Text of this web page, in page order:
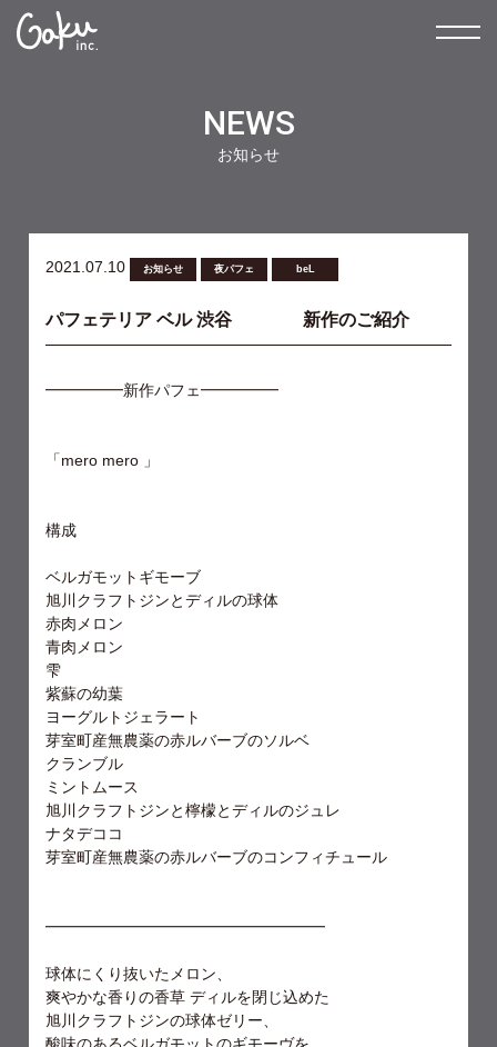
NEWS
お知らせ
2021.07.10 お知らせ 夜パフェ beL
パフェテリア ベル 渋谷 新作のご紹介
━━━━━新作パフェ━━━━━
「mero mero 」
構成
ベルガモットギモーブ
旭川クラフトジンとディルの球体
赤肉メロン
青肉メロン
雫
紫蘇の幼葉
ヨーグルトジェラート
芽室町産無農薬の赤ルバーブのソルベ
クランブル
ミントムース
旭川クラフトジンと檸檬とディルのジュレ
ナタデココ
芽室町産無農薬の赤ルバーブのコンフィチュール
━━━━━━━━━━━━━━━━━━
球体にくり抜いたメロン、
爽やかな香りの香草 ディルを閉じ込めた
旭川クラフトジンの球体ゼリー、